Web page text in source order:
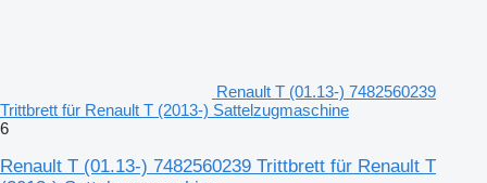
Renault T (01.13-) 7482560239
Trittbrett für Renault T (2013-) Sattelzugmaschine
6
Renault T (01.13-) 7482560239 Trittbrett für Renault T